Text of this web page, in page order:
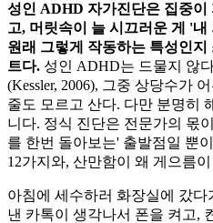
성인 ADHD 자가진단은 집중이
고, 머릿속이 늘 시끄러운 게 '
원래 그렇게 작동하는 특성인
트다. 성인 ADHD는 드물지 않
(Kessler, 2006), 그중 상당수가
줄도 모르고 산다. 다만 분명히
니다. 정식 진단은 전문가의 몫
를 한번 돌아보는' 출발점일 뿐
12가지와, 산만함이 왜 게으름
아침에 세수하러 화장실에 갔다
낸 카톡이 생각나서 폰을 켜고,